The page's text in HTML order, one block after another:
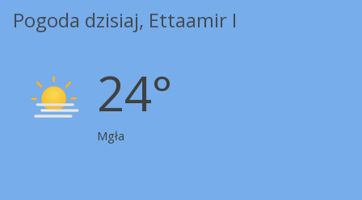
Pogoda dzisiaj, Ettaamir I
24°
Mgła